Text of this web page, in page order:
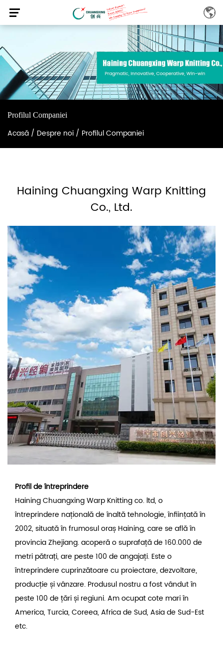
Profilul Companiei
Acasă / Despre noi / Profilul Companiei
Haining Chuangxing Warp Knitting
Co., Ltd.
Profil de întreprindere
Haining Chuangxing Warp Knitting co. ltd, o
întreprindere națională de înaltă tehnologie, înființată în
2002, situată în frumosul oraș Haining, care se află în
provincia Zhejiang. acoperă o suprafață de 160.000 de
metri pătrați, are peste 100 de angajați. Este o
întreprindere cuprinzătoare cu proiectare, dezvoltare,
producție și vânzare. Produsul nostru a fost vândut în
peste 100 de țări și regiuni. Am ocupat cote mari în
America, Turcia, Coreea, Africa de Sud, Asia de Sud-Est
etc.